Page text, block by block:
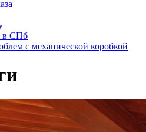
в СПб
с механической коробкой